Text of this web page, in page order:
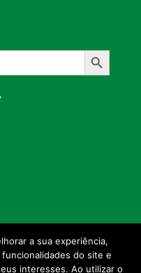
Botón de búsqueda
a sua experiência,
do site e
interesses. Ao utilizar o